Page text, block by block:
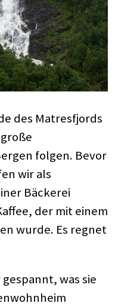
des Matresfjords
folgen. Bevor
wir als
Bäckerei
der mit einem
wurde. Es regnet
was sie